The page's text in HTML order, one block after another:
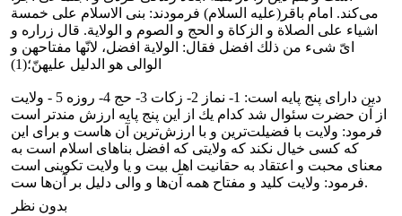
مى‌كند. امام باقر(علیه السلام) فرمودند: بنى الاسلام على خمسة
اشياء على الصلاة و الزكاة و الحج و الصوم و الولاية. قال زراره و
اىّ شى‌ء من ذلك افضل فقال: الولاية افضل، لانّها مفتاحهن و
الوالى هو الدليل عليهنّ؛(1)
دين داراى پنج پايه است: 1- نماز 2- زكات 3- حج 4- روزه 5 - ولايت
از آن حضرت سئوال شد كدام يك از اين پنج پايه ارزش مندتر است
فرمود: ولايت با فضيلت‌ترين و با ارزش‌ترين آن هاست و براى اين
كه كسى خيال نكند كه ولايتى كه افضل بناهاى اسلام است به
معناى محبت و اعتقاد به حقانيت اهل بيت و يا ولايت تكوينى است
فرمود: ولايت كليد و مفتاح همه آن‌ها و والى دليل بر آن‌ها ست.
بدون نظر